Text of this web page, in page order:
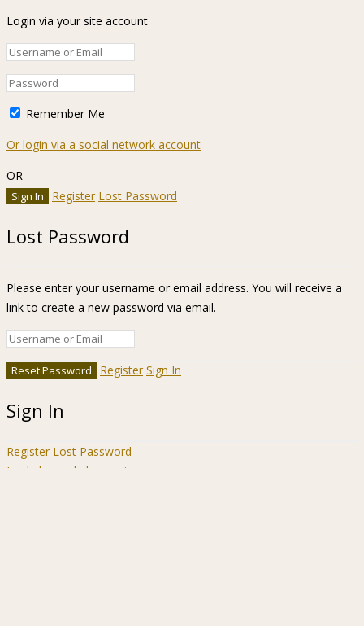
Login via your site account
Remember Me
Or login via a social network account
OR
Register Lost Password
Lost Password
Please enter your username or email address. You will receive a
link to create a new password via email.
Register Sign In
Sign In
Register Lost Password
Ir a la barra de herramientas